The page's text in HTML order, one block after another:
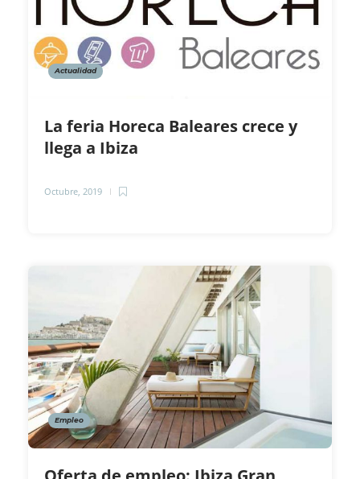
Actualidad
La feria Horeca Baleares crece y
llega a Ibiza
Octubre, 2019
Empleo